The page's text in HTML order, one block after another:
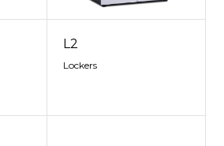
L2
Lockers